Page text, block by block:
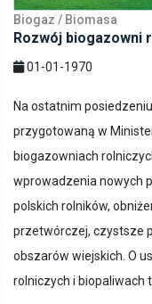
Biogaz / Biomasa
Rozwój biogazowni
01-01-1970
Na ostatnim
przygotowaną w
biogazowniach
wprowadzenia nowych
polskich rolników,
przetwórczej, czystsze
obszarów wiejskich. O
rolniczych i biopaliwach